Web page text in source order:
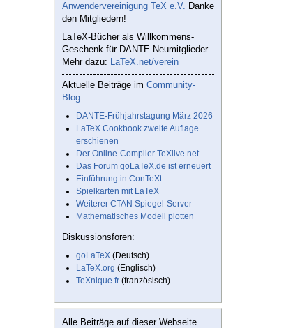
Anwendervereinigung TeX e.V. Danke
den Mitgliedern!
LaTeX-Bücher als Willkommens-
Geschenk für DANTE Neumitglieder.
Mehr dazu: LaTeX.net/verein
Aktuelle Beiträge im Community-
Blog:
DANTE-Frühjahrstagung März 2026
LaTeX Cookbook zweite Auflage
erschienen
Der Online-Compiler TeXlive.net
Das Forum goLaTeX.de ist erneuert
Einführung in ConTeXt
Spielkarten mit LaTeX
Weiterer CTAN Spiegel-Server
Mathematisches Modell plotten
Diskussionsforen:
goLaTeX (Deutsch)
LaTeX.org (Englisch)
TeXnique.fr (französisch)
Alle Beiträge auf dieser Webseite